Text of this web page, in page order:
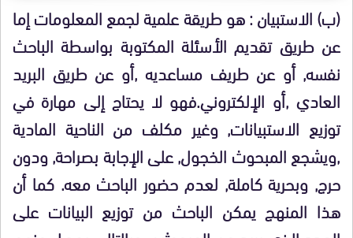
(ب) الاستبيان : هو طريقة علمية لجمع المعلومات إما
عن طريق تقديم الأسئلة المكتوبة بواسطة الباحث
نفسه, أو عن طريف مساعديه ,أو عن طريق البريد
العادي ,أو الإلكتروني.فهو لا يحتاج إلى مهارة في
توزيع الاستبيانات, وغير مكلف من الناحية المادية
,ويشجع المبحوث الخجول, على الإجابة بصراحة, ودون
حرج, وبحرية كاملة, لعدم حضور الباحث معه. كما أن
هذا المنهج يمكن الباحث من توزيع البيانات على